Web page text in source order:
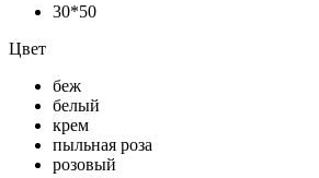
30*50
Цвет
беж
белый
крем
пыльная роза
розовый